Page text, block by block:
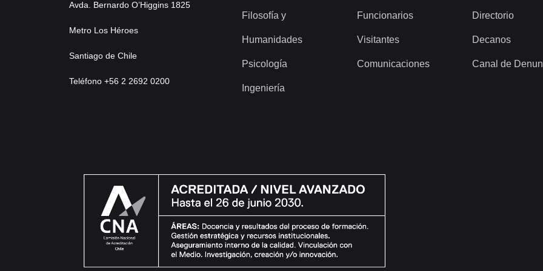
Avda. Bernardo O’Higgins 1825
Metro Los Héroes
Santiago de Chile
Teléfono +56 2 2692 0200
Filosofía y
Humanidades
Psicología
Ingeniería
Funcionarios
Visitantes
Comunicaciones
Directorio
Decanos
Canal de